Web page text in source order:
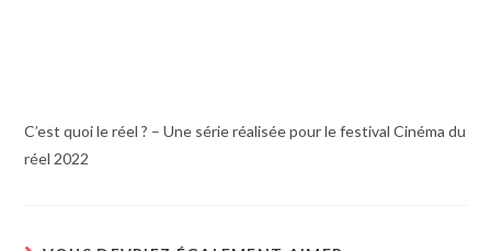
C’est quoi le réel ? – Une série réalisée pour le festival Cinéma du
réel 2022